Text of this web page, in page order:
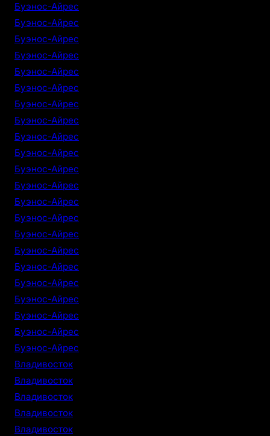
Буэнос-Айрес
Буэнос-Айрес
Буэнос-Айрес
Буэнос-Айрес
Буэнос-Айрес
Буэнос-Айрес
Буэнос-Айрес
Буэнос-Айрес
Буэнос-Айрес
Буэнос-Айрес
Буэнос-Айрес
Буэнос-Айрес
Буэнос-Айрес
Буэнос-Айрес
Буэнос-Айрес
Буэнос-Айрес
Буэнос-Айрес
Буэнос-Айрес
Буэнос-Айрес
Буэнос-Айрес
Буэнос-Айрес
Буэнос-Айрес
Владивосток
Владивосток
Владивосток
Владивосток
Владивосток